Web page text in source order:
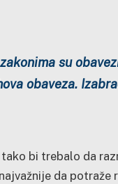
su
obaveza.
bi trebalo da
da